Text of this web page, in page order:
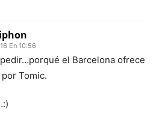
En 10:56
el Barcelona ofrece
Tomic.